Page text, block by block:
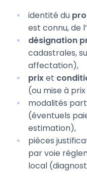
identité du
est connu, de l’
désignation
cadastrales,
affectation),
prixet
(ou mise à
modalités
(éventuels
estimation),
pièces
par voie
local